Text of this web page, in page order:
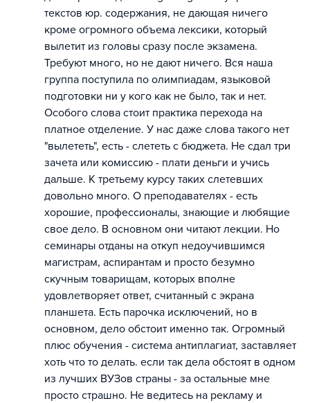
текстов юр. содержания, не дающая ничего
кроме огромного объема лексики, который
вылетит из головы сразу после экзамена.
Требуют много, но не дают ничего. Вся наша
группа поступила по олимпиадам, языковой
подготовки ни у кого как не было, так и нет.
Особого слова стоит практика перехода на
платное отделение. У нас даже слова такого нет
"вылететь", есть - слететь с бюджета. Не сдал три
зачета или комиссию - плати деньги и учись
дальше. К третьему курсу таких слетевших
довольно много. О преподавателях - есть
хорошие, профессионалы, знающие и любящие
свое дело. В основном они читают лекции. Но
семинары отданы на откуп недоучившимся
магистрам, аспирантам и просто безумно
скучным товарищам, которых вполне
удовлетворяет ответ, считанный с экрана
планшета. Есть парочка исключений, но в
основном, дело обстоит именно так. Огромный
плюс обучения - система антиплагиат, заставляет
хоть что то делать. если так дела обстоят в одном
из лучших ВУЗов страны - за остальные мне
просто страшно. Не ведитесь на рекламу и